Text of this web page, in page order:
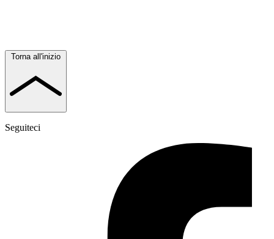
Torna all'inizio
Seguiteci